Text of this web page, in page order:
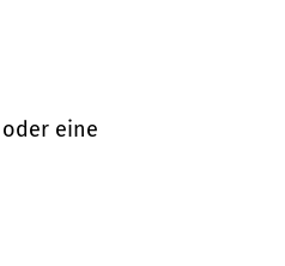
eine